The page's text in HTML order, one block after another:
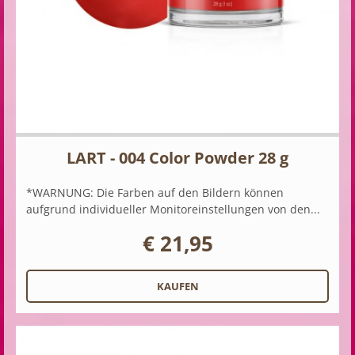
LART - 004 Color Powder 28 g
*WARNUNG: Die Farben auf den Bildern können
aufgrund individueller Monitoreinstellungen von den...
€ 21,95